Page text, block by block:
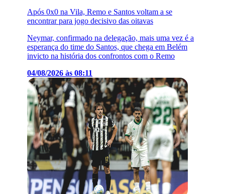
Após 0x0 na Vila, Remo e Santos voltam a se
encontrar para jogo decisivo das oitavas
Neymar, confirmado na delegação, mais uma vez é a
esperança do time do Santos, que chega em Belém
invicto na história dos confrontos com o Remo
04/08/2026 às 08:11